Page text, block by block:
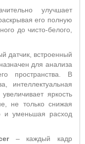
улучшает
его полную
до чисто-белого,
датчик, встроенный
для анализа
пространства. В
интеллектуальная
яркость
не только снижая
и уменьшая расход
– каждый кадр